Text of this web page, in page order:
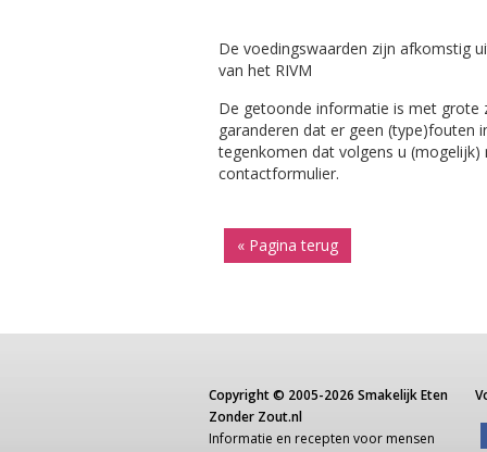
De voedingswaarden zijn afkomstig
van het RIVM
De getoonde informatie is met grote
garanderen dat er geen (type)fouten
tegenkomen dat volgens u
contactformulier.
« Pagina terug
Copyright © 2005-2026 Smakelijk Eten
Zonder Zout.nl
Informatie en recepten voor mensen